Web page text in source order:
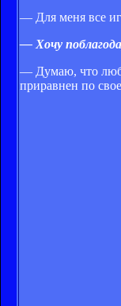
— Для меня все
— Хочу
— Думаю, что
приравнен по